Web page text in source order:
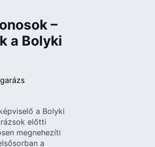
–
a Bolyki
garázs
a Bolyki
előtti
megnehezíti
a